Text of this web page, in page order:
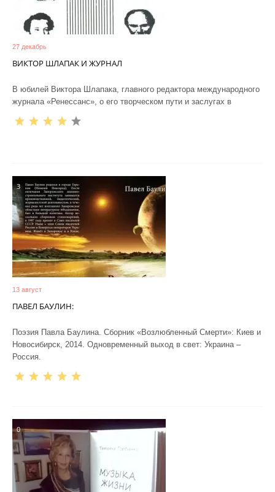
27 декабрь
ВИКТОР ШЛАПАК И ЖУРНАЛ
В юбилей Виктора Шлапака, главного редактора международного
журнала «Ренессанс», о его творческом пути и заслугах в
3
13 август
ПАВЕЛ БАУЛИН:
Поэзия Павла Баулина. Сборник «Возлюбленный Смерти»: Киев и
Новосибирск, 2014. Одновременный выход в свет: Украина –
Россия.
0